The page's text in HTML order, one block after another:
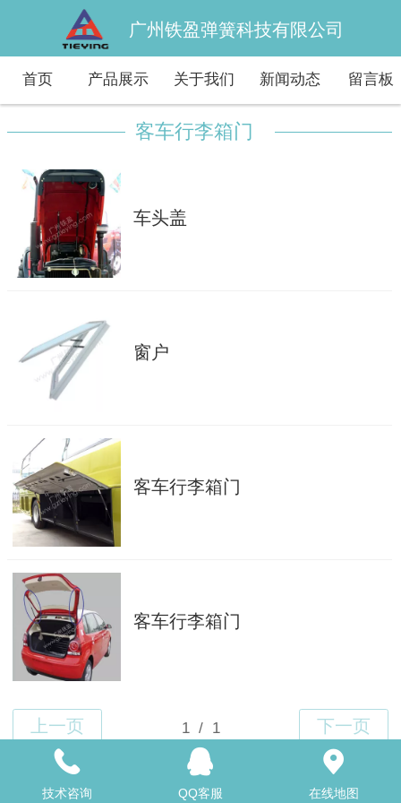
广州铁盈弹簧科技有限公司
首页 产品展示 关于我们 新闻动态 留言板
客车行李箱门
车头盖
窗户
客车行李箱门
客车行李箱门
技术咨询 QQ客服 在线地图